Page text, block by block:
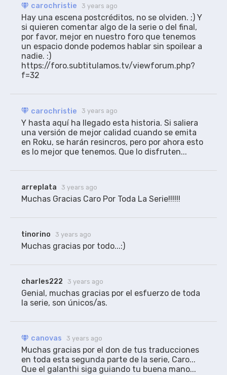
versión
INTERNAL Slartibarfast/INTERNAL JFF
RESINCRONIZADO carochristie
Los traducidos aquí, sincronizados para las
versiones mencionadas.
carochristie 3 years ago
Hay una escena postcréditos, no se olviden. ;) Y
si quieren comentar algo de la serie o del final,
por favor, mejor en nuestro foro que tenemos
un espacio donde podemos hablar sin spoilear a
nadie. :)
https://foro.subtitulamos.tv/viewforum.php?
f=32
carochristie 3 years ago
Y hasta aquí ha llegado esta historia. Si saliera
una versión de mejor calidad cuando se emita
en Roku, se harán resincros, pero por ahora esto
es lo mejor que tenemos. Que lo disfruten...
arreplata 3 years ago
Muchas Gracias Caro Por Toda La Serie!!!!!!
tinorino 3 years ago
Muchas gracias por todo...:)
charles222 3 years ago
Genial, muchas gracias por el esfuerzo de toda
la serie, son únicos/as.
canovas 3 years ago
Muchas gracias por el don de tus traducciones
en toda esta segunda parte de la serie, Caro...
Que el galanthi siga guiando tu buena mano...